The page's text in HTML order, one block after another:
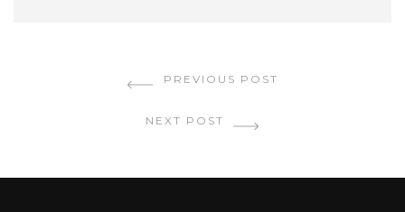
PREVIOUS POST
NEXT POST